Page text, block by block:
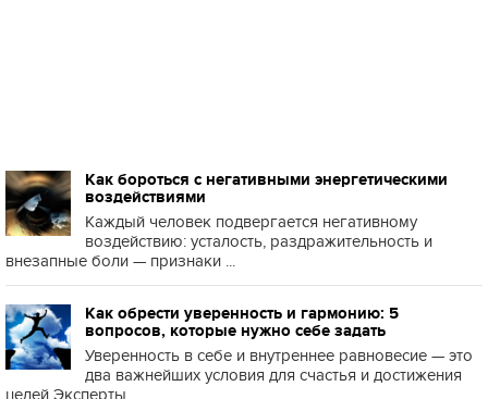
Как бороться с негативными энергетическими
воздействиями
Каждый человек подвергается негативному
воздействию: усталость, раздражительность и
внезапные боли — признаки ...
Как обрести уверенность и гармонию: 5
вопросов, которые нужно себе задать
Уверенность в себе и внутреннее равновесие — это
два важнейших условия для счастья и достижения
целей Эксперты...